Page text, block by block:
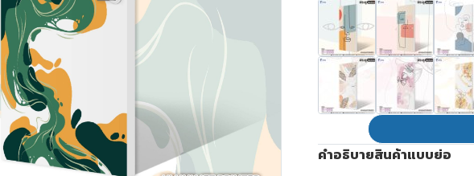
คำอธิบายสินค้าแบบย่อ